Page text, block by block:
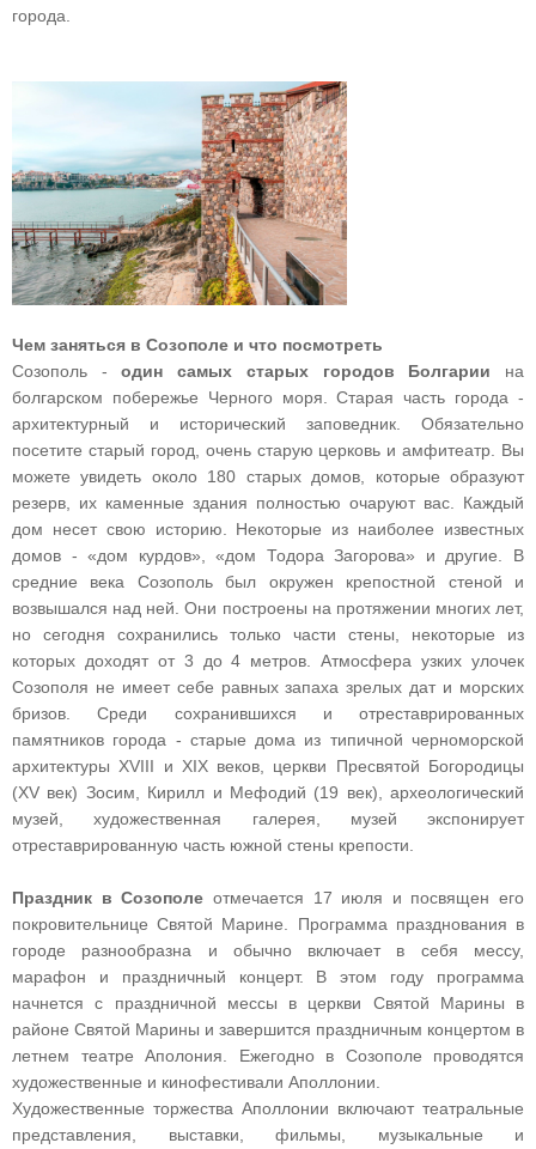
города.
Чем заняться в Созополе и что посмотреть
Созополь -один самых старых городов Болгарии на
болгарском побережье Черного моря. Старая часть города -
архитектурный и исторический заповедник. Обязательно
посетите старый город, очень старую церковь и амфитеатр. Вы
можете увидеть около 180 старых домов, которые образуют
резерв, их каменные здания полностью очаруют вас. Каждый
дом несет свою историю. Некоторые из наиболее известных
домов - «дом курдов», «дом Тодора Загорова» и другие. В
средние века Созополь был окружен крепостной стеной и
возвышался над ней. Они построены на протяжении многих лет,
но сегодня сохранились только части стены, некоторые из
которых доходят от 3 до 4 метров. Атмосфера узких улочек
Созополя не имеет себе равных запаха зрелых дат и морских
бризов. Среди сохранившихся и отреставрированных
памятников города - старые дома из типичной черноморской
архитектуры XVIII и XIX веков, церкви Пресвятой Богородицы
(XV век) Зосим, Кирилл и Мефодий (19 век), археологический
музей, художественная галерея, музей экспонирует
отреставрированную часть южной стены крепости.
Праздник в Созополе отмечается 17 июля и посвящен его
покровительнице Святой Марине. Программа празднования в
городе разнообразна и обычно включает в себя мессу,
марафон и праздничный концерт. В этом году программа
начнется с праздничной мессы в церкви Святой Марины в
районе Святой Марины и завершится праздничным концертом в
летнем театре Аполония. Ежегодно в Созополе проводятся
художественные и кинофестивали Аполлонии.
Художественные торжества Аполлонии включают театральные
представления, выставки, фильмы, музыкальные и